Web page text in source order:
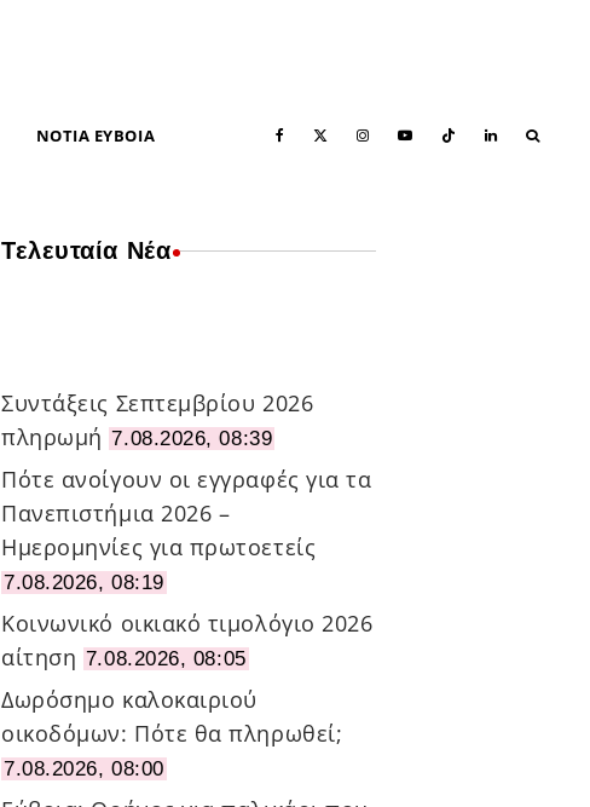
ΝΟΤΙΑ ΕΥΒΟΙΑ
Τελευταία Νέα
Συντάξεις Σεπτεμβρίου 2026
πληρωμή 7.08.2026, 08:39
Πότε ανοίγουν οι εγγραφές για τα
Πανεπιστήμια 2026 –
Ημερομηνίες για πρωτοετείς
7.08.2026, 08:19
Κοινωνικό οικιακό τιμολόγιο 2026
αίτηση 7.08.2026, 08:05
Δωρόσημο καλοκαιριού
οικοδόμων: Πότε θα πληρωθεί;
7.08.2026, 08:00